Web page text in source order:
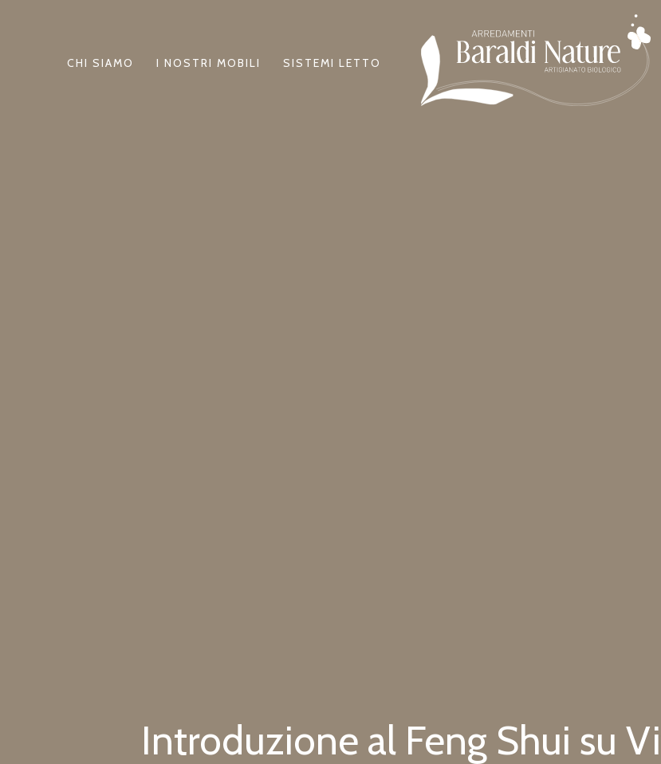
CHI SIAMO I NOSTRI MOBILI SISTEMI LETTO
Introduzione al Feng Shui su